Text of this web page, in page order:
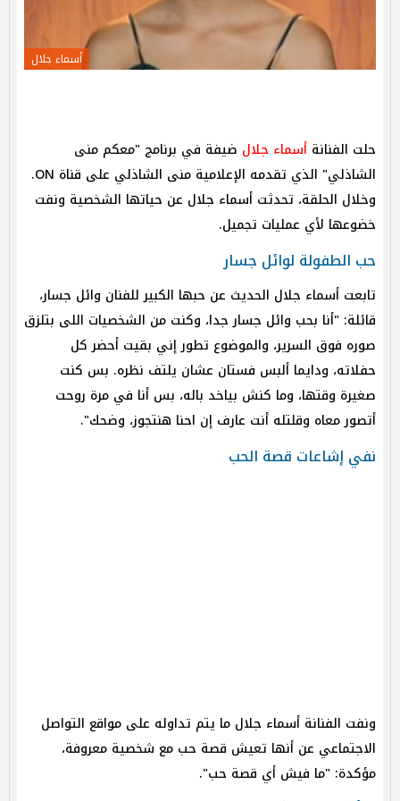
أسماء جلال
حلت الفنانة أسماء جلال ضيفة في برنامج "معكم منى
الشاذلي" الذي تقدمه الإعلامية منى الشاذلي على قناة ON.
وخلال الحلقة، تحدثت أسماء جلال عن حياتها الشخصية ونفت
خضوعها لأي عمليات تجميل.
حب الطفولة لوائل جسار
تابعت أسماء جلال الحديث عن حبها الكبير للفنان وائل جسار،
قائلة: "أنا بحب وائل جسار جدا، وكنت من الشخصيات اللى بتلزق
صوره فوق السرير، والموضوع تطور إني بقيت أحضر كل
حفلاته، ودايما ألبس فستان عشان يلتف نظره. بس كنت
صغيرة وقتها، وما كنش بياخد باله، بس أنا في مرة روحت
أتصور معاه وقلتله أنت عارف إن احنا هنتجوز، وضحك".
نفي إشاعات قصة الحب
ونفت الفنانة أسماء جلال ما يتم تداوله على مواقع التواصل
الاجتماعي عن أنها تعيش قصة حب مع شخصية معروفة،
مؤكدة: "ما فيش أي قصة حب".